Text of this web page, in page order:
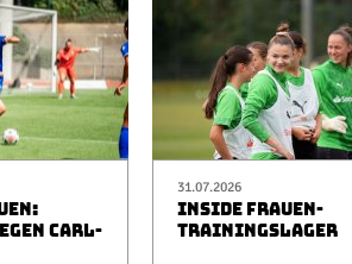
CARL-
31.07.2026
INSIDE FRAUEN-
TRAININGSLAGER